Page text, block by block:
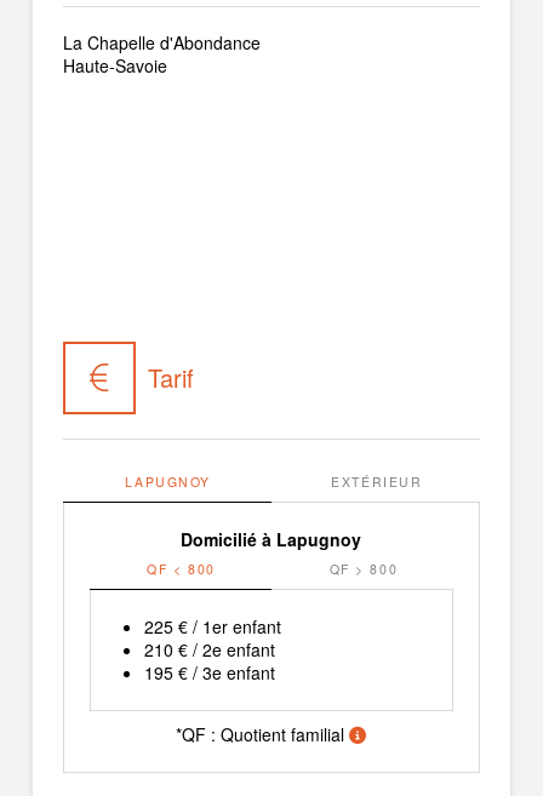
La Chapelle d'Abondance
Haute-Savoie
Tarif
LAPUGNOY EXTÉRIEUR
Domicilié à Lapugnoy
QF < 800 QF > 800
225 € / 1er enfant
210 € / 2e enfant
195 € / 3e enfant
*QF : Quotient familial